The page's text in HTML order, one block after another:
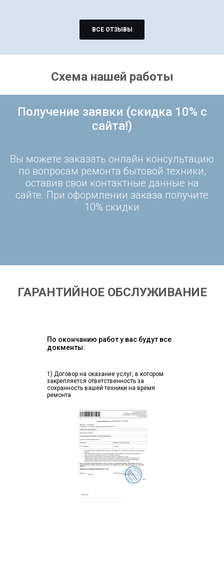
ВСЕ ОТЗЫВЫ
Схема нашей работы
Получение заявки (скидка 10% с
сайта!)
Вы можете заказать онлайн консультацию
по вопросам ремонта бытовой техники,
оставив свои контактные данные на
сайте. При оформлении заказа получите
10% скидки
ГАРАНТИЙНОЕ ОБСЛУЖИВАНИЕ
По окончанию работ у вас будут все
докменты:
1) Договор на оказание услуг, в котором
закрепляется ответственность за
сохранность вашей техники на время
ремонта